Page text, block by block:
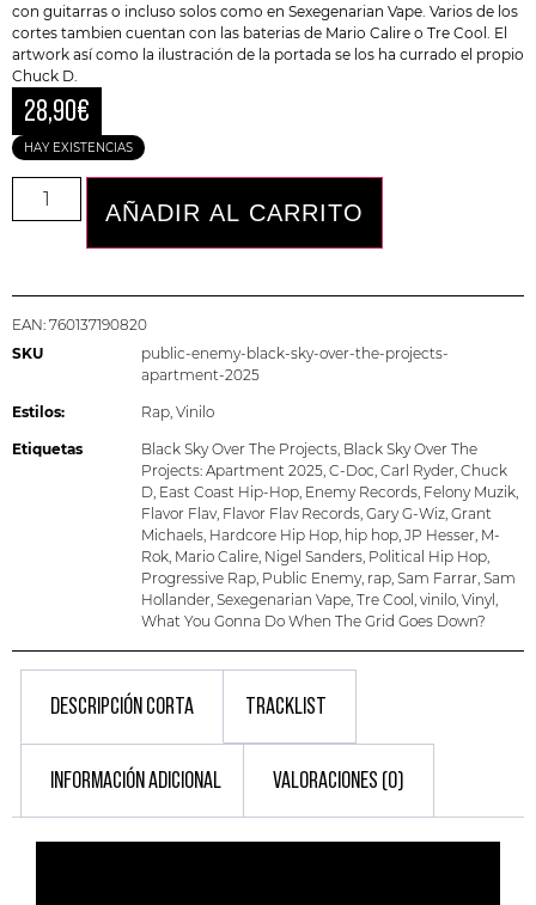
con guitarras o incluso solos como en Sexegenarian Vape. Varios de los
cortes tambien cuentan con las baterias de Mario Calire o Tre Cool. El
artwork así como la ilustración de la portada se los ha currado el propio
Chuck D.
28,90€
HAY EXISTENCIAS
AÑADIR AL CARRITO
EAN: 760137190820
SKU
public-enemy-black-sky-over-the-projects-
apartment-2025
Estilos: Rap, Vinilo
Etiquetas Black Sky Over The Projects, Black Sky Over The
Projects: Apartment 2025, C-Doc, Carl Ryder, Chuck
D, East Coast Hip-Hop, Enemy Records, Felony Muzik,
Flavor Flav, Flavor Flav Records, Gary G-Wiz, Grant
Michaels, Hardcore Hip Hop, hip hop, JP Hesser, M-
Rok, Mario Calire, Nigel Sanders, Political Hip Hop,
Progressive Rap, Public Enemy, rap, Sam Farrar, Sam
Hollander, Sexegenarian Vape, Tre Cool , vinilo, Vinyl,
What You Gonna Do When The Grid Goes Down?
DESCRIPCIÓN CORTA TRACKLIST
INFORMACIÓN ADICIONAL VALORACIONES (0)